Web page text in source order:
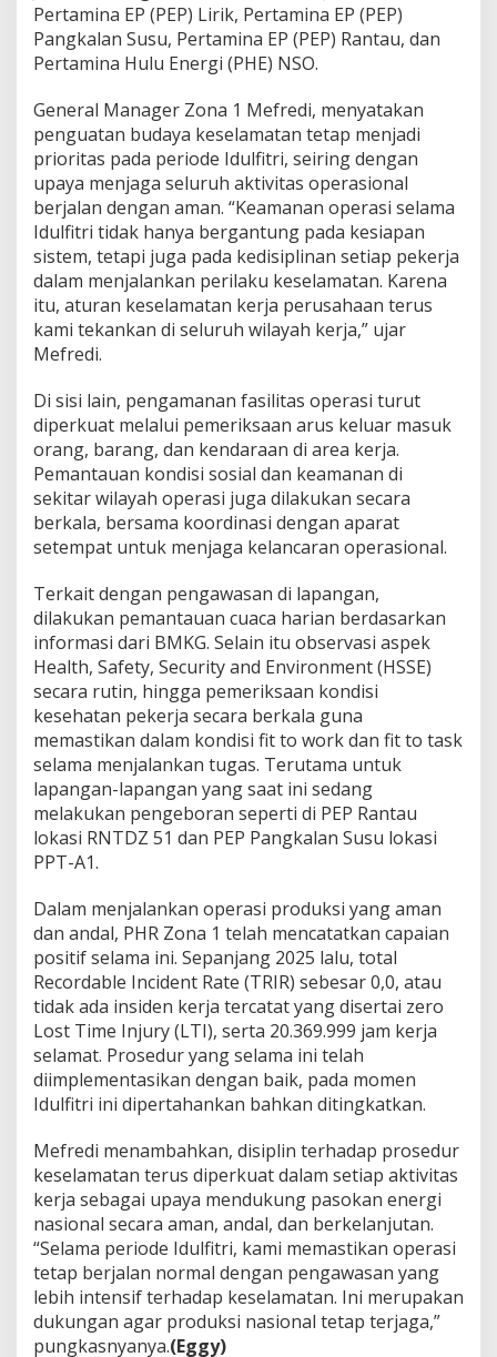
K
e
t
a
a
a
n
E
n
e
r
g
i
S
a
d
u
l
i
t
r
i
Pertamina EP (PEP) Lirik, Pertamina EP (PEP)
Pangkalan Susu, Pertamina EP (PEP) Rantau, dan
Pertamina Hulu Energi (PHE) NSO.
General Manager Zona 1 Mefredi, menyatakan
penguatan budaya keselamatan tetap menjadi
prioritas pada periode Idulfitri, seiring dengan
upaya menjaga seluruh aktivitas operasional
berjalan dengan aman. “Keamanan operasi selama
Idulfitri tidak hanya bergantung pada kesiapan
sistem, tetapi juga pada kedisiplinan setiap pekerja
dalam menjalankan perilaku keselamatan. Karena
itu, aturan keselamatan kerja perusahaan terus
kami tekankan di seluruh wilayah kerja,” ujar
Mefredi.
Di sisi lain, pengamanan fasilitas operasi turut
diperkuat melalui pemeriksaan arus keluar masuk
orang, barang, dan kendaraan di area kerja.
Pemantauan kondisi sosial dan keamanan di
sekitar wilayah operasi juga dilakukan secara
berkala, bersama koordinasi dengan aparat
setempat untuk menjaga kelancaran operasional.
Terkait dengan pengawasan di lapangan,
dilakukan pemantauan cuaca harian berdasarkan
informasi dari BMKG. Selain itu observasi aspek
Health, Safety, Security and Environment (HSSE)
secara rutin, hingga pemeriksaan kondisi
kesehatan pekerja secara berkala guna
memastikan dalam kondisi fit to work dan fit to task
selama menjalankan tugas. Terutama untuk
lapangan-lapangan yang saat ini sedang
melakukan pengeboran seperti di PEP Rantau
lokasi RNTDZ 51 dan PEP Pangkalan Susu lokasi
PPT-A1.
Dalam menjalankan operasi produksi yang aman
dan andal, PHR Zona 1 telah mencatatkan capaian
positif selama ini. Sepanjang 2025 lalu, total
Recordable Incident Rate (TRIR) sebesar 0,0, atau
tidak ada insiden kerja tercatat yang disertai zero
Lost Time Injury (LTI), serta 20.369.999 jam kerja
selamat. Prosedur yang selama ini telah
diimplementasikan dengan baik, pada momen
Idulfitri ini dipertahankan bahkan ditingkatkan.
Mefredi menambahkan, disiplin terhadap prosedur
keselamatan terus diperkuat dalam setiap aktivitas
kerja sebagai upaya mendukung pasokan energi
nasional secara aman, andal, dan berkelanjutan.
“Selama periode Idulfitri, kami memastikan operasi
tetap berjalan normal dengan pengawasan yang
lebih intensif terhadap keselamatan. Ini merupakan
dukungan agar produksi nasional tetap terjaga,”
pungkasnyanya.(Eggy)